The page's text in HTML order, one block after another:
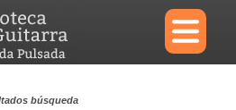
×
búsqueda